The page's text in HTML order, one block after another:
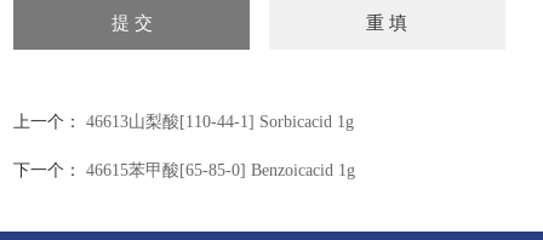
上一个： 46613山梨酸[110-44-1] Sorbicacid 1g
下一个： 46615苯甲酸[65-85-0] Benzoicacid 1g